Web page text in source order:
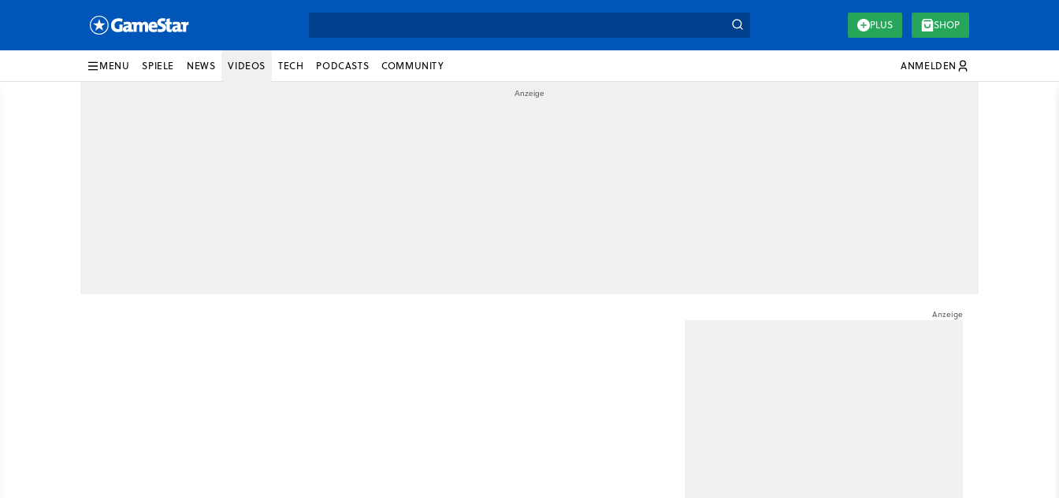
PLUS SHOP
MENU SPIELE NEWS VIDEOS TECH PODCASTS COMMUNITY ANMELDEN